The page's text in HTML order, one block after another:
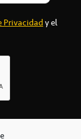
Privacidady el